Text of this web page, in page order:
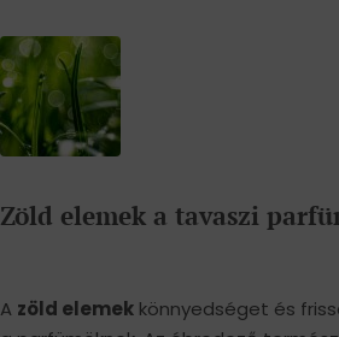
Zöld elemek a tavaszi
A zöld elemek könnyedséget és